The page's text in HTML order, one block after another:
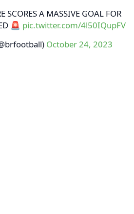
SCORES A MASSIVE GOAL FOR
🚨 pic.twitter.com/4l50IQupFV
October 24, 2023